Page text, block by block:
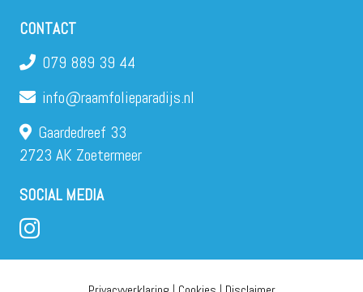
CONTACT
079 889 39 44
info@raamfolieparadijs.nl
Gaardedreef 33
2723 AK Zoetermeer
SOCIAL MEDIA